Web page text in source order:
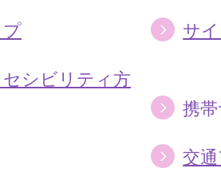
サ
シビリティ方
携
交